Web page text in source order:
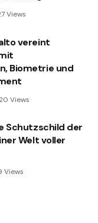
Views
vereint
Biometrie und
Views
Schutzschild der
Welt voller
Views